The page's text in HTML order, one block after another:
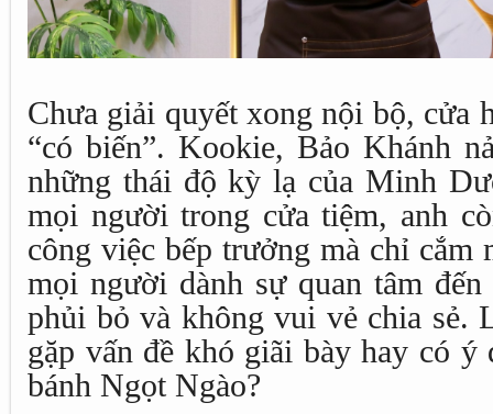
Chưa giải quyết xong nội bộ, cửa
“có biến”. Kookie, Bảo Khánh
những thái độ kỳ lạ của Minh
mọi người trong cửa tiệm, anh
công việc bếp trưởng mà chỉ cắm
mọi người dành sự quan tâm
phủi bỏ và không vui vẻ chia sẻ.
gặp vấn đề khó giãi bày hay có
bánh Ngọt Ngào?